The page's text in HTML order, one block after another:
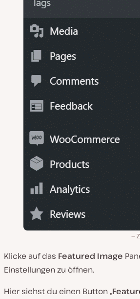
Klicke auf das Featured Image
Einstellungen zu öffnen.
Hier siehst du einen Button „